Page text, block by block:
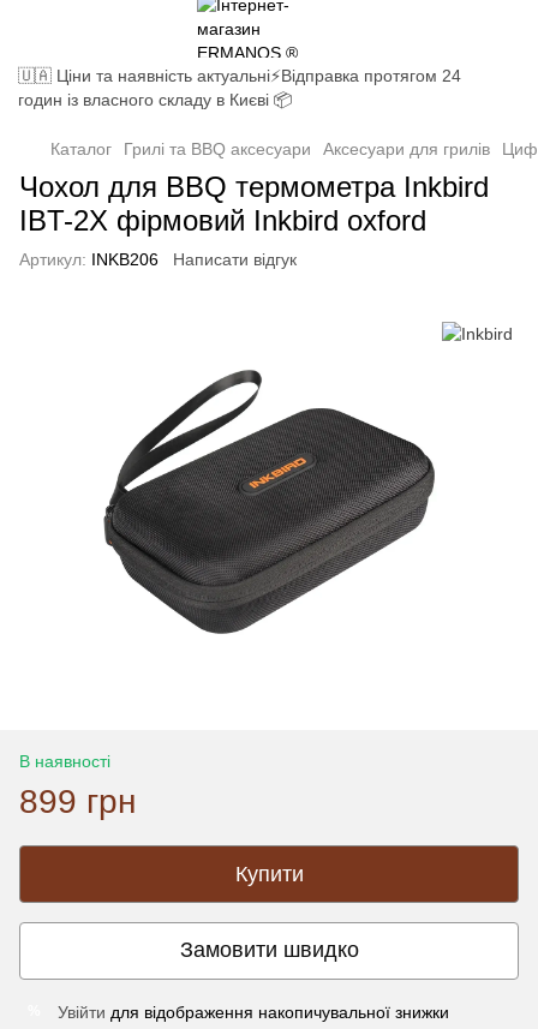
🇺🇦 Ціни та наявність актуальні⚡Відправка протягом 24
годин із власного складу в Києві 📦
Каталог Грилі та BBQ аксесуари Аксесуари для грилів
Чохол для BBQ термометра Inkbird
IBT-2X фірмовий Inkbird oxford
Артикул: INKB206 Написати відгук
В наявності
899 грн
Купити
Замовити швидко
Увійти для відображення накопичувальної знижки